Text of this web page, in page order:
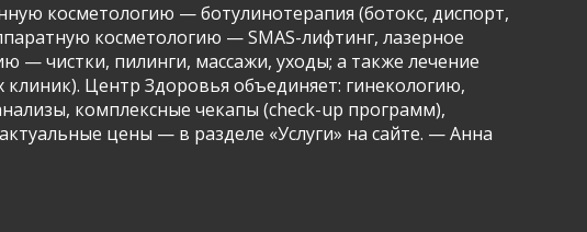
косметологию — ботулинотерапия (ботокс, диспорт,
косметологию — SMAS-лифтинг, лазерное
— чистки, пилинги, массажи, уходы; а также лечение
Центр Здоровья объединяет: гинекологию,
комплексные чекапы (check-up программ),
цены — в разделе «Услуги» на сайте. — Анна